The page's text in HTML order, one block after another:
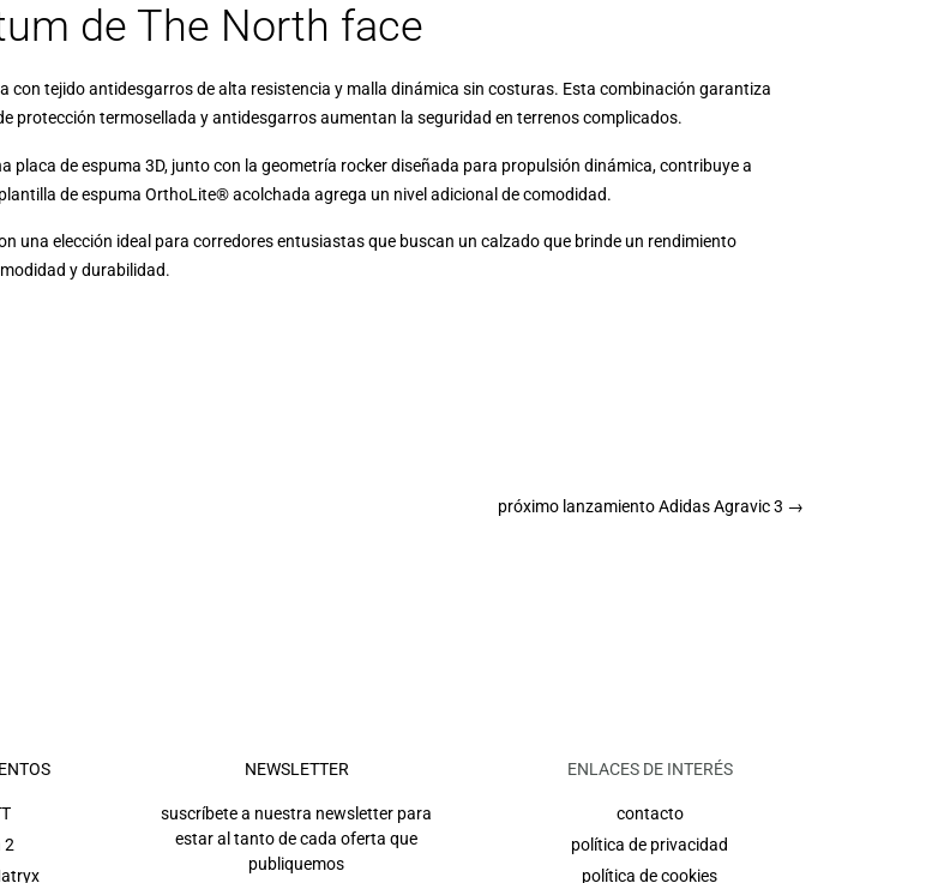
de The North face
tejido antidesgarros de alta resistencia y malla dinámica sin costuras. Esta combinación garantiza
protección termosellada y antidesgarros aumentan la seguridad en terrenos complicados.
placa de espuma 3D, junto con la geometría rocker diseñada para propulsión dinámica, contribuye a
de espuma OrthoLite® acolchada agrega un nivel adicional de comodidad.
una elección ideal para corredores entusiastas que buscan un calzado que brinde un rendimiento
y durabilidad.
próximo lanzamiento Adidas Agravic 3 →
2
NEWSLETTER
suscríbete a nuestra newsletter para
estar al tanto de cada oferta que
publiquemos
ENLACES DE INTERÉS
contacto
política de privacidad
política de cookies